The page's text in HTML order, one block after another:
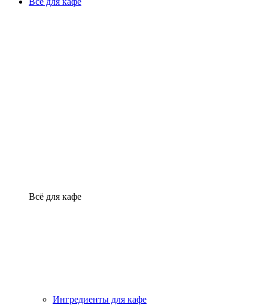
Всё для кафе
Ингредиенты для кафе